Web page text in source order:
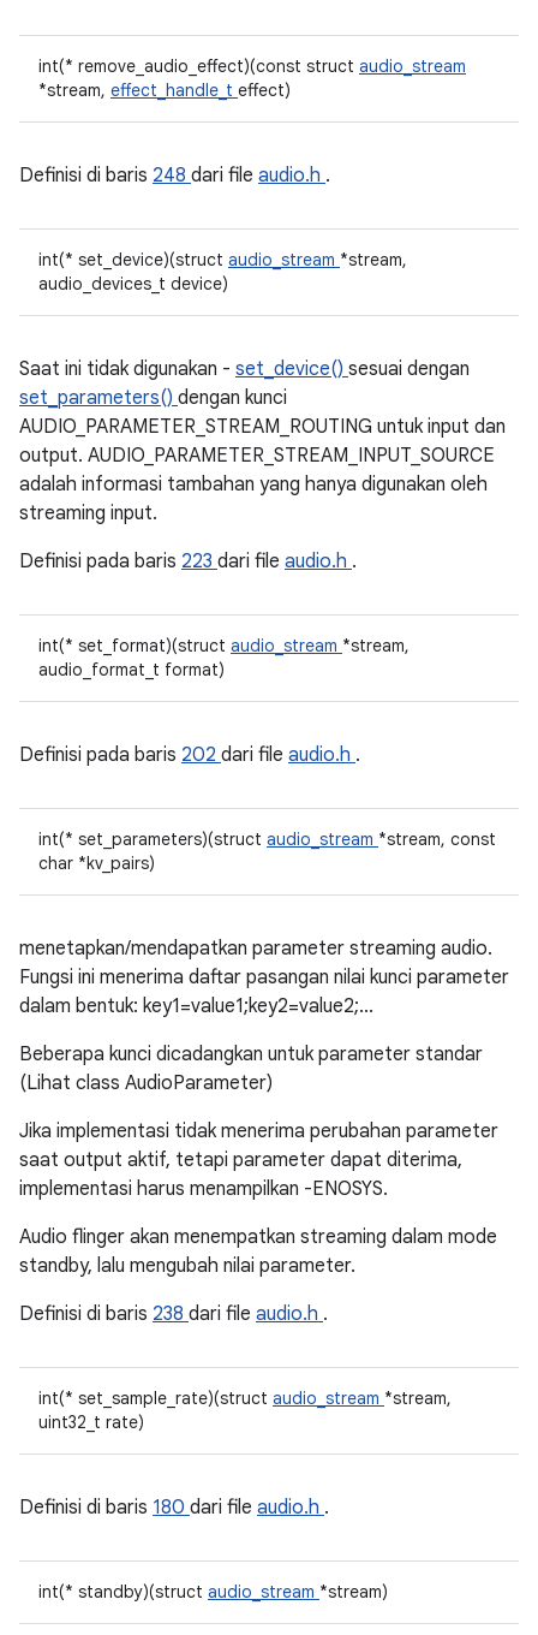
int(* remove_audio_effect)(const struct audio_stream
*stream, effect_handle_t effect)
Definisi di baris 248 dari file audio.h .
int(* set_device)(struct audio_stream *stream,
audio_devices_t device)
Saat ini tidak digunakan - set_device() sesuai dengan
set_parameters() dengan kunci
AUDIO_PARAMETER_STREAM_ROUTING untuk input dan
output. AUDIO_PARAMETER_STREAM_INPUT_SOURCE
adalah informasi tambahan yang hanya digunakan oleh
streaming input.
Definisi pada baris 223 dari file audio.h .
int(* set_format)(struct audio_stream *stream,
audio_format_t format)
Definisi pada baris 202 dari file audio.h .
int(* set_parameters)(struct audio_stream *stream, const
char *kv_pairs)
menetapkan/mendapatkan parameter streaming audio.
Fungsi ini menerima daftar pasangan nilai kunci parameter
dalam bentuk: key1=value1;key2=value2;...
Beberapa kunci dicadangkan untuk parameter standar
(Lihat class AudioParameter)
Jika implementasi tidak menerima perubahan parameter
saat output aktif, tetapi parameter dapat diterima,
implementasi harus menampilkan -ENOSYS.
Audio flinger akan menempatkan streaming dalam mode
standby, lalu mengubah nilai parameter.
Definisi di baris 238 dari file audio.h .
int(* set_sample_rate)(struct audio_stream *stream,
uint32_t rate)
Definisi di baris 180 dari file audio.h .
int(* standby)(struct audio_stream *stream)